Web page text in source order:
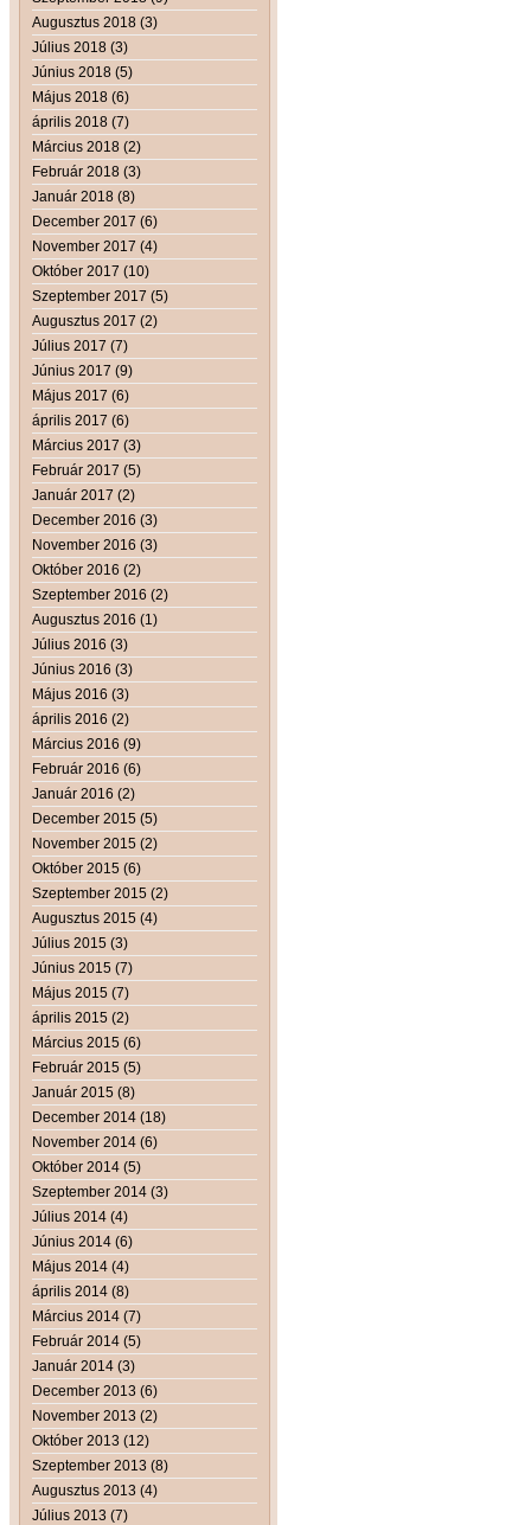
Augusztus 2018 (3)
Július 2018 (3)
Június 2018 (5)
Május 2018 (6)
április 2018 (7)
Március 2018 (2)
Február 2018 (3)
Január 2018 (8)
December 2017 (6)
November 2017 (4)
Október 2017 (10)
Szeptember 2017 (5)
Augusztus 2017 (2)
Július 2017 (7)
Június 2017 (9)
Május 2017 (6)
április 2017 (6)
Március 2017 (3)
Február 2017 (5)
Január 2017 (2)
December 2016 (3)
November 2016 (3)
Október 2016 (2)
Szeptember 2016 (2)
Augusztus 2016 (1)
Július 2016 (3)
Június 2016 (3)
Május 2016 (3)
április 2016 (2)
Március 2016 (9)
Február 2016 (6)
Január 2016 (2)
December 2015 (5)
November 2015 (2)
Október 2015 (6)
Szeptember 2015 (2)
Augusztus 2015 (4)
Július 2015 (3)
Június 2015 (7)
Május 2015 (7)
április 2015 (2)
Március 2015 (6)
Február 2015 (5)
Január 2015 (8)
December 2014 (18)
November 2014 (6)
Október 2014 (5)
Szeptember 2014 (3)
Július 2014 (4)
Június 2014 (6)
Május 2014 (4)
április 2014 (8)
Március 2014 (7)
Február 2014 (5)
Január 2014 (3)
December 2013 (6)
November 2013 (2)
Október 2013 (12)
Szeptember 2013 (8)
Augusztus 2013 (4)
Július 2013 (7)